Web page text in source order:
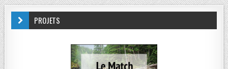
PROJETS